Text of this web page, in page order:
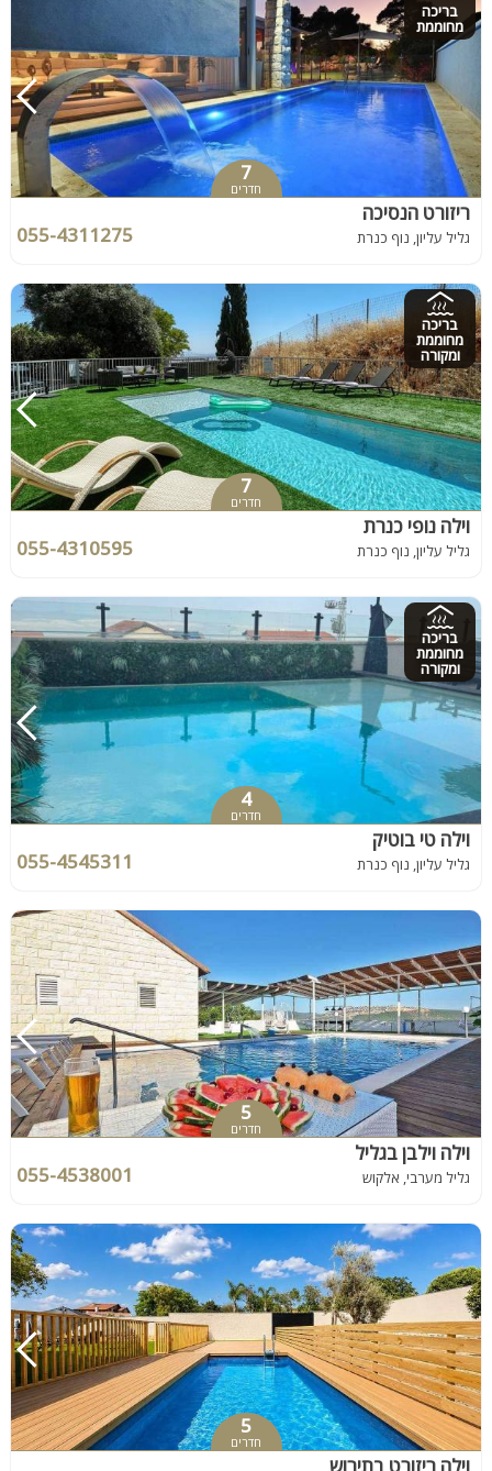
בריכה
מחוממת
7
חדרים
ריזורט הנסיכה
גליל עליון, נוף כנרת 055-4311275
בריכה
מחוממת
ומקורה
7
חדרים
וילה נופי כנרת
גליל עליון, נוף כנרת 055-4310595
בריכה
מחוממת
ומקורה
4
חדרים
וילה טי בוטיק
גליל עליון, נוף כנרת 055-4545311
5
חדרים
וילה וילבן בגליל
גליל מערבי, אלקוש 055-4538001
5
חדרים